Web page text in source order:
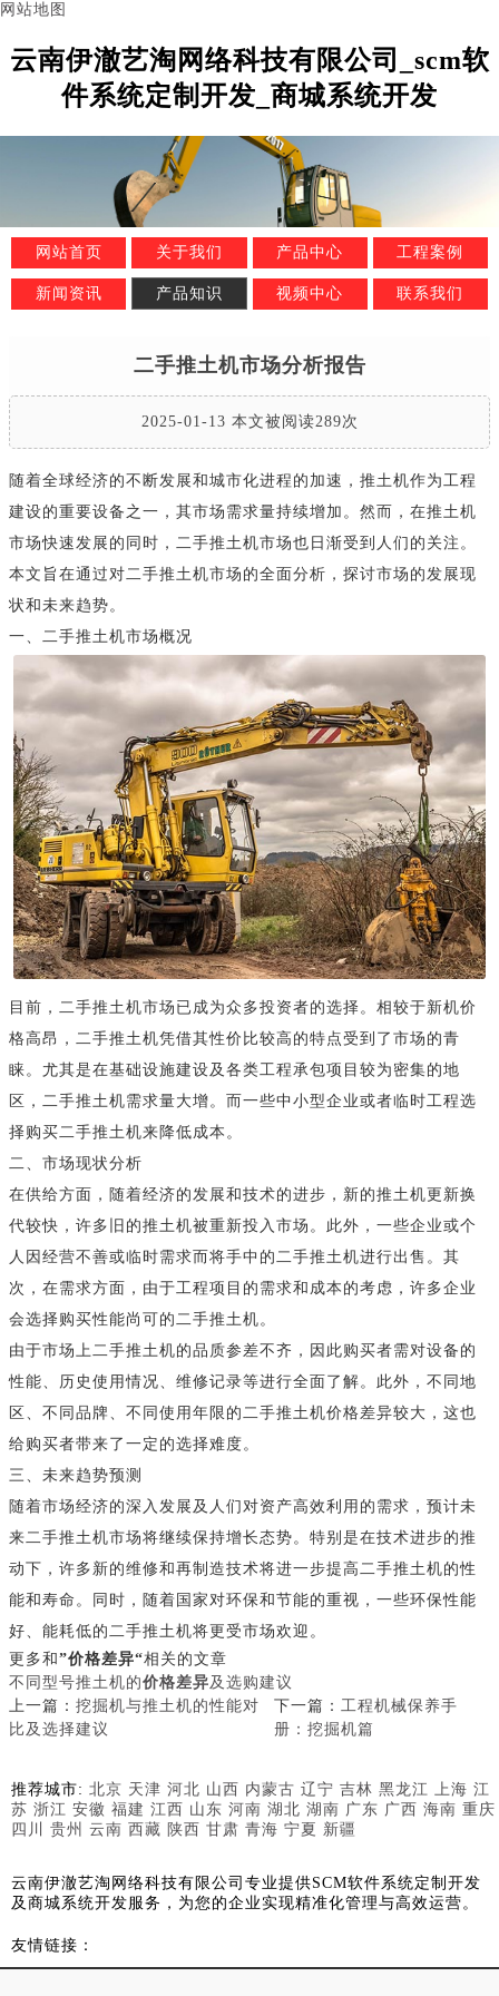
网站地图
云南伊澈艺淘网络科技有限公司_scm软
件系统定制开发_商城系统开发
网站首页 关于我们 产品中心 工程案例
新闻资讯 产品知识 视频中心 联系我们
二手推土机市场分析报告
2025-01-13 本文被阅读289次
随着全球经济的不断发展和城市化进程的加速，推土机作为工程
建设的重要设备之一，其市场需求量持续增加。然而，在推土机
市场快速发展的同时，二手推土机市场也日渐受到人们的关注。
本文旨在通过对二手推土机市场的全面分析，探讨市场的发展现
状和未来趋势。
一、二手推土机市场概况
目前，二手推土机市场已成为众多投资者的选择。相较于新机价
格高昂，二手推土机凭借其性价比较高的特点受到了市场的青
睐。尤其是在基础设施建设及各类工程承包项目较为密集的地
区，二手推土机需求量大增。而一些中小型企业或者临时工程选
择购买二手推土机来降低成本。
二、市场现状分析
在供给方面，随着经济的发展和技术的进步，新的推土机更新换
代较快，许多旧的推土机被重新投入市场。此外，一些企业或个
人因经营不善或临时需求而将手中的二手推土机进行出售。其
次，在需求方面，由于工程项目的需求和成本的考虑，许多企业
会选择购买性能尚可的二手推土机。
由于市场上二手推土机的品质参差不齐，因此购买者需对设备的
性能、历史使用情况、维修记录等进行全面了解。此外，不同地
区、不同品牌、不同使用年限的二手推土机价格差异较大，这也
给购买者带来了一定的选择难度。
三、未来趋势预测
随着市场经济的深入发展及人们对资产高效利用的需求，预计未
来二手推土机市场将继续保持增长态势。特别是在技术进步的推
动下，许多新的维修和再制造技术将进一步提高二手推土机的性
能和寿命。同时，随着国家对环保和节能的重视，一些环保性能
好、能耗低的二手推土机将更受市场欢迎。
更多和 ”价格差异“相关的文章
不同型号推土机的价格差异及选购建议
上一篇： 挖掘机与推土机的性能对
比及选择建议
下一篇： 工程机械保养手
册：挖掘机篇
推荐城市: 北京 天津 河北 山西 内蒙古 辽宁 吉林 黑龙江 上海 江
苏 浙江 安徽 福建 江西 山东 河南 湖北 湖南 广东 广西 海南 重庆
四川
贵州 云南 西藏 陕西 甘肃 青海 宁夏 新疆
云南伊澈艺淘网络科技有限公司专业提供SCM软件系统定制开发
及商城系统开发服务，为您的企业实现精准化管理与高效运营。
友情链接：